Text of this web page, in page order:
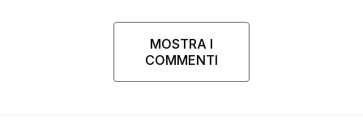
MOSTRA I
COMMENTI